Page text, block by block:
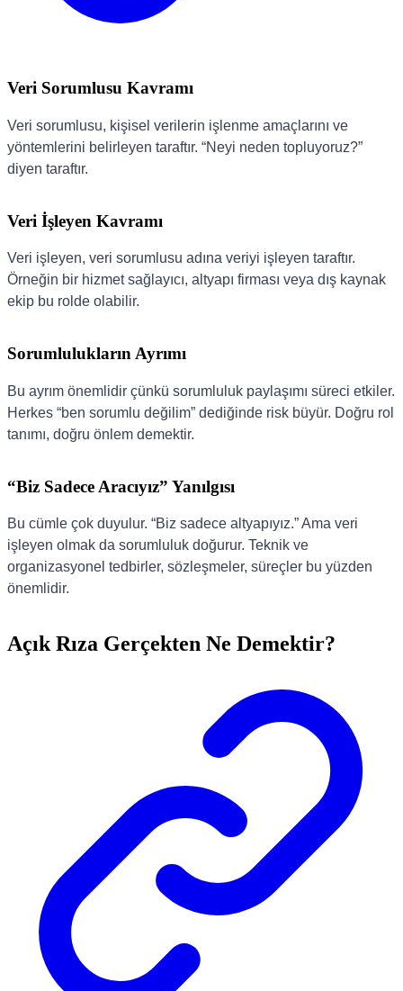
Veri Sorumlusu Kavramı
Veri sorumlusu, kişisel verilerin işlenme amaçlarını ve
yöntemlerini belirleyen taraftır. “Neyi neden topluyoruz?”
diyen taraftır.
Veri İşleyen Kavramı
Veri işleyen, veri sorumlusu adına veriyi işleyen taraftır.
Örneğin bir hizmet sağlayıcı, altyapı firması veya dış kaynak
ekip bu rolde olabilir.
Sorumlulukların Ayrımı
Bu ayrım önemlidir çünkü sorumluluk paylaşımı süreci etkiler.
Herkes “ben sorumlu değilim” dediğinde risk büyür. Doğru rol
tanımı, doğru önlem demektir.
“Biz Sadece Aracıyız” Yanılgısı
Bu cümle çok duyulur. “Biz sadece altyapıyız.” Ama veri
işleyen olmak da sorumluluk doğurur. Teknik ve
organizasyonel tedbirler, sözleşmeler, süreçler bu yüzden
önemlidir.
Açık Rıza Gerçekten Ne Demektir?